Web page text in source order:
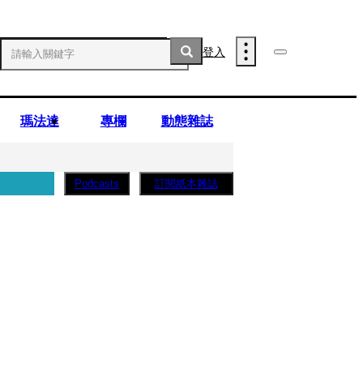
登入
瑪法達 專欄 動態雜誌
Podcasts 訂閱紙本雜誌